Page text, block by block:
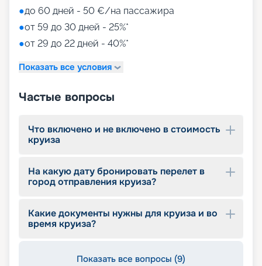
• игровые зоны от LEGO;
• детский клуб Chicco.
Путешествуйте с
«Круиз.онлайн»
Наша компания предлагает купить путевки на
круизы MSC World Europa не выходя из дома. На
информацию для выбора тура: расписание
круизов на 2026 - 2027 г., характеристики
Опытные специалисты с удовольствием
проконсультируют вас, помогут с оформлением
оказывать информационную поддержку на
протяжении круиза. Бронируйте путевки и
отправляйтесь в сказочное путешествие на
●до 60 дней - 50 €/на пассажира
●от 59 до 30 дней - 25%*
●от 29 до 22 дней - 40%*
Показать все условия
Частые вопросы
Что включено и не включено в стоимость
круиза
На какую дату бронировать перелет в
город отправления круиза?
Какие документы нужны для круиза и во
время круиза?
Показать все вопросы (9)